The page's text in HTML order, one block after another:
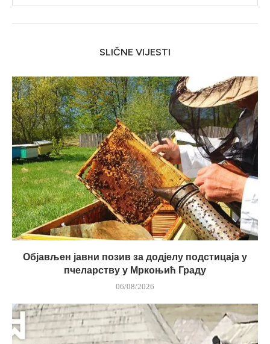
SLIČNE VIJESTI
Објављен јавни позив за додјелу подстицаја у
пчеларству у Мркоњић Граду
06/08/2026